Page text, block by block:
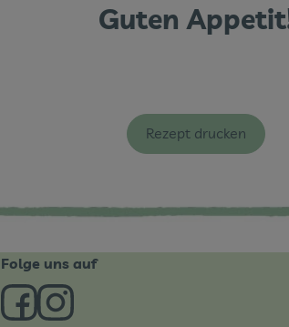
Guten
Rezept drucken
Folge uns auf
Externer Link zu https://
Externer Link zu https://